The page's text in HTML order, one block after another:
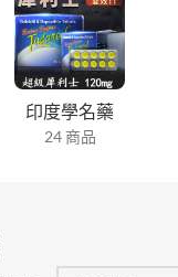
印度學名藥
24 商品